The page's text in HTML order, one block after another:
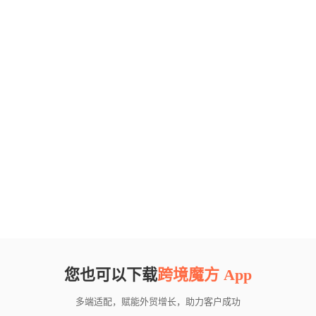
您也可以下载跨境魔方 App
多端适配，赋能外贸增长，助力客户成功